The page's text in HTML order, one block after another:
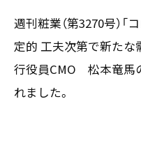
［
06-
週刊粧業（第3270号）
定的 工夫次第で新たな
行役員CMO 松本竜馬
れました。